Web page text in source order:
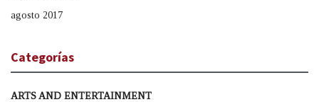
agosto 2017
Categorías
ARTS AND ENTERTAINMENT